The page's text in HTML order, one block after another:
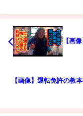
【画
【画像】運転免許の教